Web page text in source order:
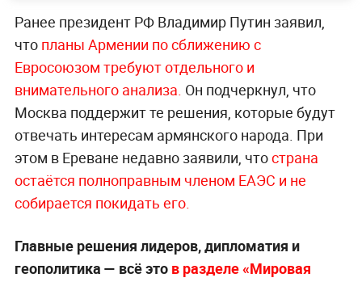
Ранее президент РФ Владимир Путин заявил,
что планы Армении по сближению с
Евросоюзом требуют отдельного и
внимательного анализа. Он подчеркнул, что
Москва поддержит те решения, которые будут
отвечать интересам армянского народа. При
этом в Ереване недавно заявили, чтострана
остаётся полноправным членом ЕАЭС и не
собирается покидать его.
Главные решения лидеров, дипломатия и
геополитика — всё это в разделе «Мировая